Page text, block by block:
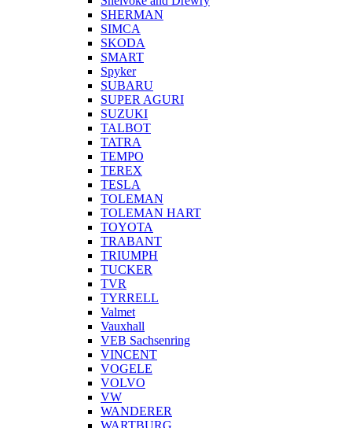
SHERMAN
SIMCA
SKODA
SMART
Spyker
SUBARU
SUPER AGURI
SUZUKI
TALBOT
TATRA
TEMPO
TEREX
TESLA
TOLEMAN
TOLEMAN HART
TOYOTA
TRABANT
TRIUMPH
TUCKER
TVR
TYRRELL
Valmet
Vauxhall
VEB Sachsenring
VINCENT
VOGELE
VOLVO
VW
WANDERER